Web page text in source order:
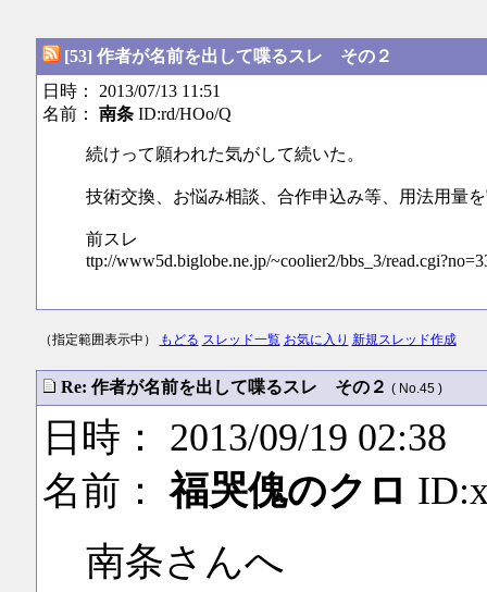
[53] 作者が名前を出して喋るスレ その２
日時： 2013/07/13 11:51
名前： 南条ID:rd/HOo/Q
続けって願われた気がして続いた。
技術交換、お悩み相談、合作申込み等、用法用量
前スレ
ttp://www5d.biglobe.ne.jp/~coolier2/bbs_3/
（指定範囲表示中） もどる スレッド一覧 お気に入り 新規スレッド作成
Re: 作者が名前を出して喋るスレ その２ ( No.45 )
日時： 2013/09/19 02:38
名前：福哭傀のクロ
南条さんへ